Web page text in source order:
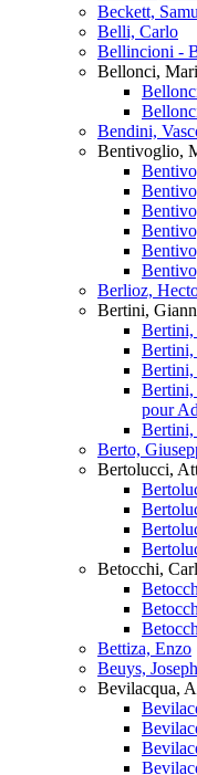
Beckett,
Belli, Carlo
Bellincioni -
Bellonci,
Bendini,
Bentivoglio,
Berlioz,
Bertini,
Bertini,
Bertini,
Bertini,
Bertini,
pour
Bertini,
Berto,
Bertolucci,
Betocchi,
Bettiza, Enzo
Beuys, Joseph
Bevilacqua,